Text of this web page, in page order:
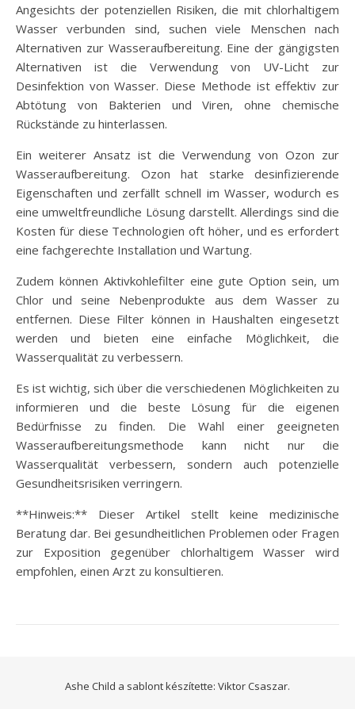
Angesichts der potenziellen Risiken, die mit chlorhaltigem
Wasser verbunden sind, suchen viele Menschen nach
Alternativen zur Wasseraufbereitung. Eine der gängigsten
Alternativen ist die Verwendung von UV-Licht zur
Desinfektion von Wasser. Diese Methode ist effektiv zur
Abtötung von Bakterien und Viren, ohne chemische
Rückstände zu hinterlassen.
Ein weiterer Ansatz ist die Verwendung von Ozon zur
Wasseraufbereitung. Ozon hat starke desinfizierende
Eigenschaften und zerfällt schnell im Wasser, wodurch es
eine umweltfreundliche Lösung darstellt. Allerdings sind die
Kosten für diese Technologien oft höher, und es erfordert
eine fachgerechte Installation und Wartung.
Zudem können Aktivkohlefilter eine gute Option sein, um
Chlor und seine Nebenprodukte aus dem Wasser zu
entfernen. Diese Filter können in Haushalten eingesetzt
werden und bieten eine einfache Möglichkeit, die
Wasserqualität zu verbessern.
Es ist wichtig, sich über die verschiedenen Möglichkeiten zu
informieren und die beste Lösung für die eigenen
Bedürfnisse zu finden. Die Wahl einer geeigneten
Wasseraufbereitungsmethode kann nicht nur die
Wasserqualität verbessern, sondern auch potenzielle
Gesundheitsrisiken verringern.
**Hinweis:** Dieser Artikel stellt keine medizinische
Beratung dar. Bei gesundheitlichen Problemen oder Fragen
zur Exposition gegenüber chlorhaltigem Wasser wird
empfohlen, einen Arzt zu konsultieren.
Ashe Child a sablont készítette: Viktor Csaszar.